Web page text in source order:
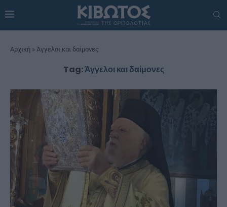
Αρχική » Άγγελοι και δαίμονες
Tag:Άγγελοι και δαίμονες